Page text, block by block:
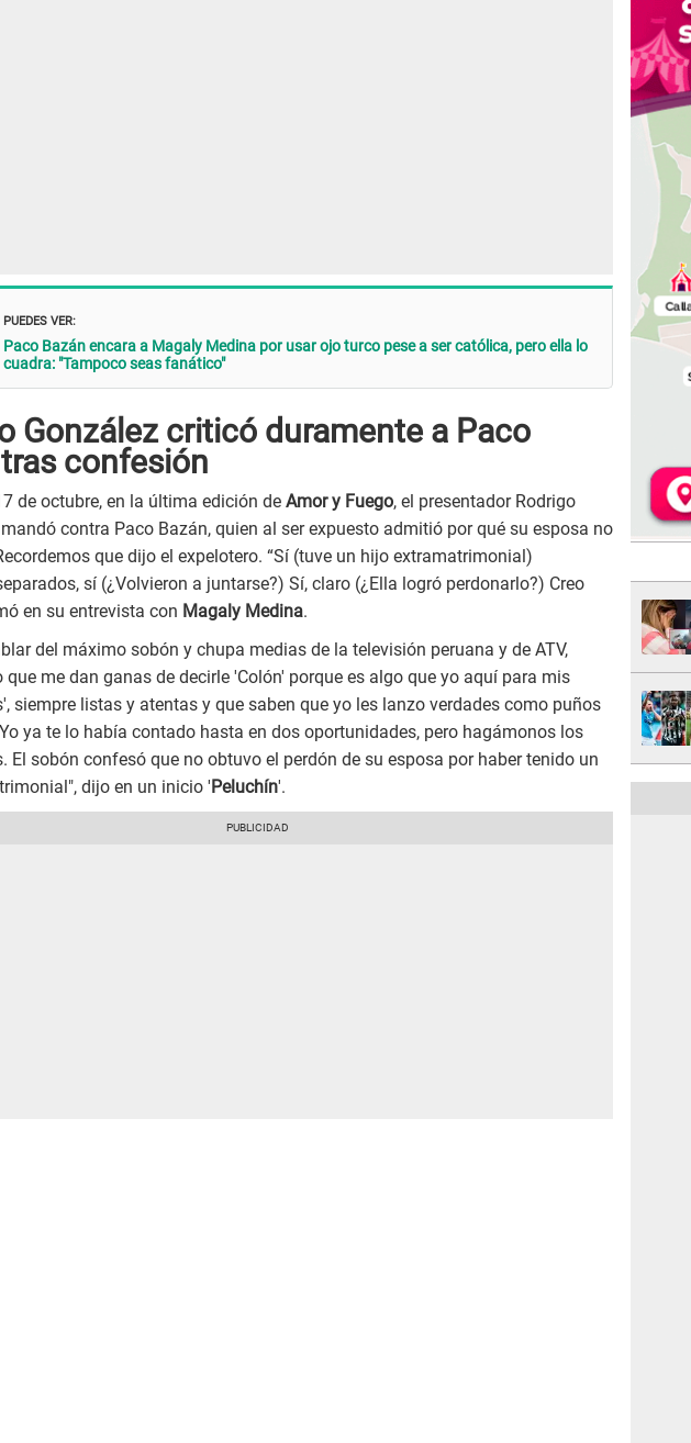
PUEDES VER:
Paco Bazán encara a Magaly Medina por usar ojo turco pese a ser católica, pero ella lo
cuadra: "Tampoco seas fanático"
González criticó duramente a Paco
confesión
de octubre, en la última edición de Amor y Fuego, el presentador Rodrigo
contra Paco Bazán, quien al ser expuesto admitió por qué su esposa no
que dijo el expelotero. “Sí (tuve un hijo extramatrimonial)
sí (¿Volvieron a juntarse?) Sí, claro (¿Ella logró perdonarlo?) Creo
en su entrevista con Magaly Medina.
del máximo sobón y chupa medias de la televisión peruana y de ATV,
me dan ganas de decirle 'Colón' porque es algo que yo aquí para mis
siempre listas y atentas y que saben que yo les lanzo verdades como puños
ya te lo había contado hasta en dos oportunidades, pero hagámonos los
El sobón confesó que no obtuvo el perdón de su esposa por haber tenido un
dijo en un inicio ' Peluchín'.